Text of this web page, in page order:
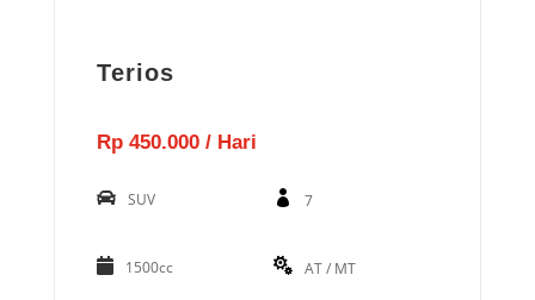
Terios
Rp 450.000 / Hari
SUV 7
1500cc AT / MT